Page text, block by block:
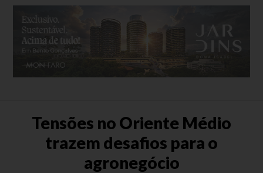
Tensões no Oriente Médio
trazem desafios para o
agronegócio